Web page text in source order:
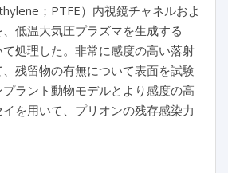
；PTFE）内視鏡チャネルおよ
低温大気圧プラズマを生成する
処理した。非常に感度の高い落射
残留物の有無について表面を試験
ラント動物モデルとより感度の高
を用いて、プリオンの残存感染力